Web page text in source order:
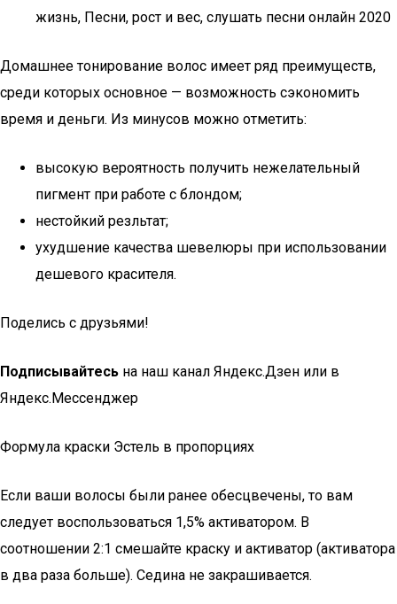
жизнь, Песни, рост и вес, слушать песни онлайн 2020
Домашнее тонирование волос имеет ряд преимуществ,
среди которых основное — возможность сэкономить
время и деньги. Из минусов можно отметить:
высокую вероятность получить нежелательный
пигмент при работе с блондом;
нестойкий резльтат;
ухудшение качества шевелюры при использовании
дешевого красителя.
Поделись с друзьями!
Подписывайтесь на наш канал Яндекс.Дзен или в
Яндекс.Мессенджер
Формула краски Эстель в пропорциях
Если ваши волосы были ранее обесцвечены, то вам
следует воспользоваться 1,5% активатором. В
соотношении 2:1 смешайте краску и активатор (активатора
в два раза больше). Седина не закрашивается.